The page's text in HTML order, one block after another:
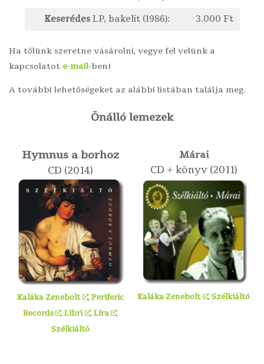
Keserédes LP, bakelit (1986): 3.000 Ft
Ha tőlünk szeretne vásárolni, vegye fel velünk a
kapcsolatot e-mail-ben!
A további lehetőségeket az alábbi listában találja meg.
Önálló lemezek
Hymnus a borhoz
CD (2014)
Kaláka Zenebolt , Periferic
Records
,Libri , Líra
,
Szélkiáltó
Márai
CD + könyv (2011)
Kaláka Zenebolt , Szélkiáltó